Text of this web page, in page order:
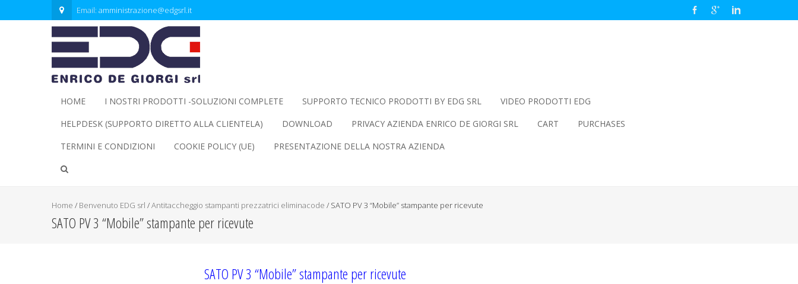
Email: amministrazione@edgsrl.it
HOME I NOSTRI PRODOTTI -SOLUZIONI COMPLETE SUPPORTO TECNICO PRODOTTI BY EDG SRL
VIDEO PRODOTTI EDG
HELPDESK (SUPPORTO DIRETTO ALLA CLIENTELA)
DOWNLOAD PRIVACY AZIENDA ENRICO DE GIORGI SRL CART
PURCHASES
TERMINI E CONDIZIONI
COOKIE POLICY (UE) PRESENTAZIONE DELLA NOSTRA AZIENDA
Home / Benvenuto EDG srl /Antitaccheggio stampanti prezzatrici eliminacode / SATO PV 3 “Mobile” stampante per ricevute
SATO PV 3 “Mobile” stampante per ricevute
SATO PV 3 “Mobile” stampante per ricevute